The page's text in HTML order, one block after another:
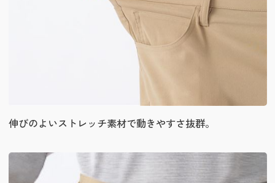
伸びのよいストレッチ素材で動きやすさ抜群。